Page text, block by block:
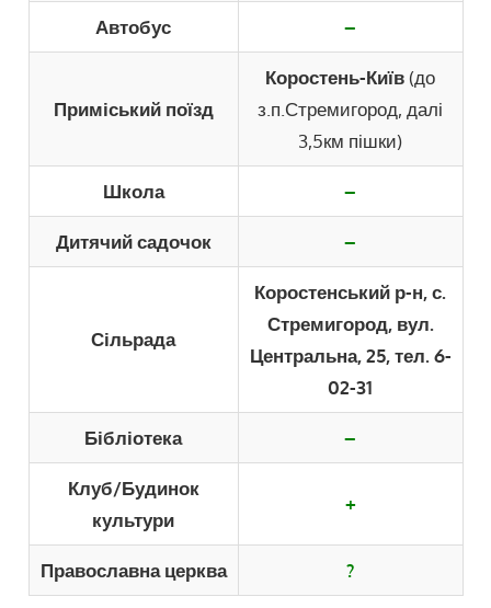
Автобус –
Приміський поїзд
Коростень-Київ (до
з.п.Стремигород, далі
3,5км пішки)
Школа –
Дитячий садочок –
Сільрада
Коростенський р-н, с.
Стремигород, вул.
Центральна, 25, тел. 6-
02-31
Бібліотека –
Клуб/Будинок
культури
+
Православна церква ?